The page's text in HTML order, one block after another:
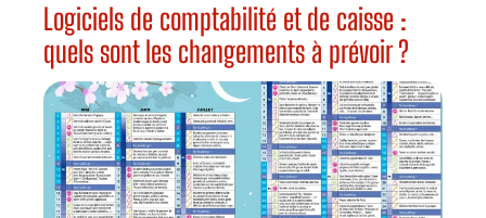
Logiciels de comptabilité et de caisse :
quels sont les changements à prévoir ?